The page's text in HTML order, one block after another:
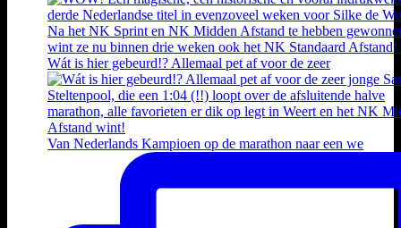
Wát is hier gebeurd!? Allemaal pet af voor de zeer
Van Nederlands Kampioen op de marathon naar een we